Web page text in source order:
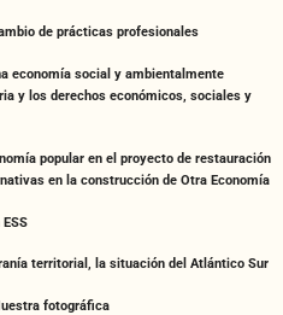
de prácticas profesionales
economía social y ambientalmente
y los derechos económicos, sociales y
popular en el proyecto de restauración
en la construcción de Otra Economía
territorial, la situación del Atlántico Sur
fotográfica